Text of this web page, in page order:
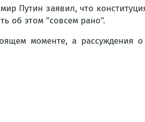
Путин заявил, что
об этом "совсем рано".
моменте, а